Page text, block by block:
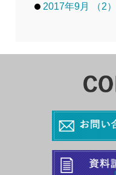
2017年9月 （2）